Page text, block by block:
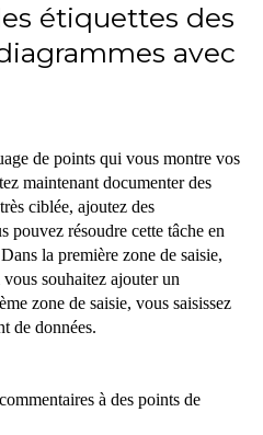
étiquettes des
avec
de points qui vous montre vos
maintenant documenter des
ciblée, ajoutez des
pouvez résoudre cette tâche en
Dans la première zone de saisie,
souhaitez ajouter un
zone de saisie, vous saisissez
de données.
à des points de